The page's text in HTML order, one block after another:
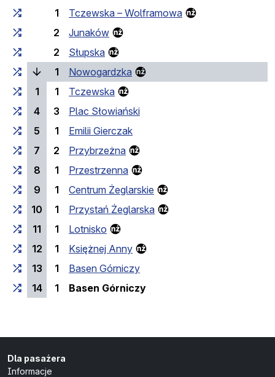
1
Tczewska – Wolframowa
2
Junaków
2
Słupska
1
Nowogardzka
1
1
Tczewska
4
3
Plac Słowiański
5
1
Emilii Gierczak
7
2
Przybrzeżna
8
1
Przestrzenna
9
1
Centrum Żeglarskie
10
1
Przystań Żeglarska
11
1
Lotnisko
12
1
Księżnej Anny
13
1
Basen Górniczy
14
1 Basen Górniczy(przystanek końcowy)
Dla pasażera
Informacje